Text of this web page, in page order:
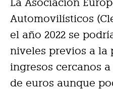
Automovilísticos
el año 2022 se
niveles previos a la
ingresos cercanos
de euros aunque